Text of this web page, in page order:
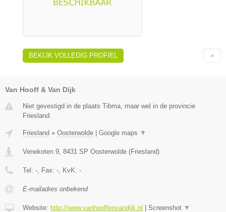
BEKIJK VOLLEDIG PROFIEL
Van Hooff & Van Dijk
Niet gevestigd in de plaats Tibma, maar wel in de provincie
Friesland.
Friesland » Oosterwolde Google maps ▼
Venekoten 9 8431 SP Oosterwolde (Friesland)
Tel: - , Fax: - , KvK: -
E-mailadres onbekend
Website: http://www.vanhooffenvandijk.nl Screenshot ▼